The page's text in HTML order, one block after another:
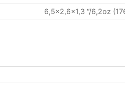
6,5×2,6×1,3 “/6,2oz